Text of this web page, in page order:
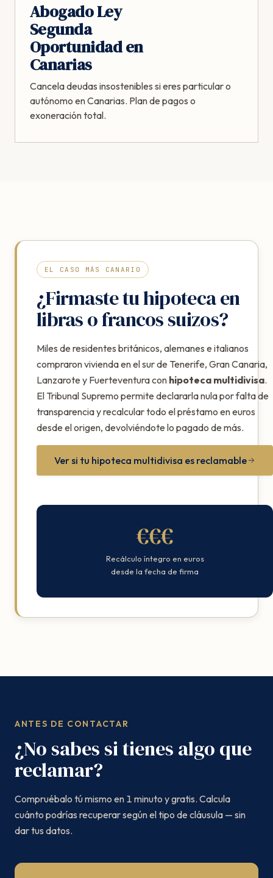
Abogado Ley
Segunda
Oportunidad en
Canarias
Cancela deudas insostenibles si eres particular o
autónomo en Canarias. Plan de pagos o
exoneración total.
EL CASO MÁS CANARIO
¿Firmaste tu hipoteca en
libras o francos suizos?
Miles de residentes británicos, alemanes e italianos
compraron vivienda en el sur de Tenerife, Gran Canaria,
Lanzarote y Fuerteventura con hipoteca multidivisa.
El Tribunal Supremo permite declararla nula por falta de
transparencia y recalcular todo el préstamo en euros
desde el origen, devolviéndote lo pagado de más.
Ver si tu hipoteca multidivisa es reclamable
€€€
Recálculo íntegro en euros
desde la fecha de firma
ANTES DE CONTACTAR
¿No sabes si tienes algo que
reclamar?
Compruébalo tú mismo en 1 minuto y gratis. Calcula
cuánto podrías recuperar según el tipo de cláusula — sin
dar tus datos.